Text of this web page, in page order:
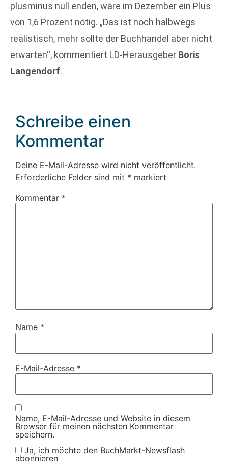
plusminus null enden, wäre im Dezember ein Plus
von 1,6 Prozent nötig. „Das ist noch halbwegs
realistisch, mehr sollte der Buchhandel aber nicht
erwarten“, kommentiert LD-Herausgeber Boris
Langendorf.
Schreibe einen
Kommentar
Deine E-Mail-Adresse wird nicht veröffentlicht.
Erforderliche Felder sind mit * markiert
Kommentar *
Name *
E-Mail-Adresse *
Name, E-Mail-Adresse und Website in diesem
Browser für meinen nächsten Kommentar
speichern.
Ja, ich möchte den BuchMarkt-Newsflash
abonnieren